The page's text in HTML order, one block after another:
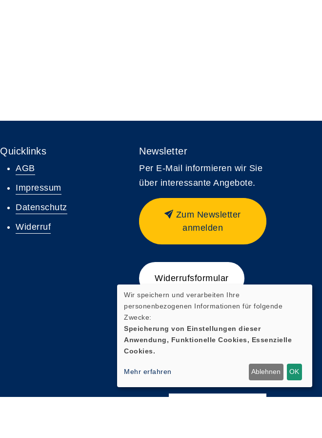
Quicklinks
AGB
Impressum
Datenschutz
Widerruf
Newsletter
Per E-Mail informieren wir Sie
über interessante Angebote.
Zum Newsletter
anmelden
Widerrufsformular
Wir speichern und verarbeiten Ihre
personenbezogenen Informationen für folgende
Zwecke:
Speicherung von Einstellungen dieser
Anwendung, Funktionelle Cookies, Essenzielle
Cookies.
Mehr erfahren Ablehnen OK